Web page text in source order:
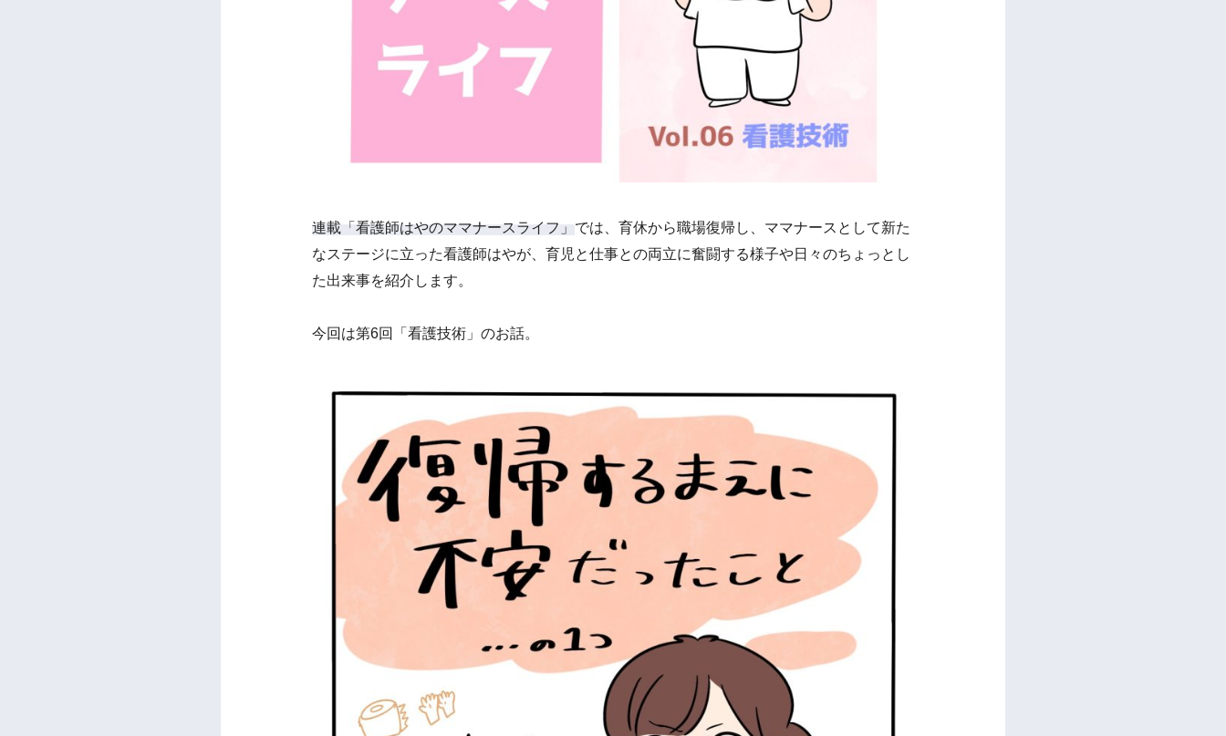
連載「看護師はやのママナースライフ」 では、育休から職場復帰し、ママナースとして新た
なステージに立った看護師はやが、育児と仕事との両立に奮闘する様子や日々のちょっとし
た出来事を紹介します。
今回は第6回「看護技術」のお話。